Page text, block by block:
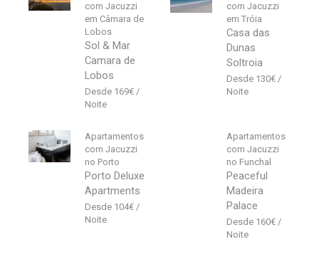
com Jacuzzi
em Câmara de
Lobos
Sol & Mar
Camara de
Lobos
169€
com Jacuzzi
em Tróia
Casa das
Dunas
Soltroia
130€
Apartamentos
com Jacuzzi
no Porto
Porto Deluxe
Apartments
104€
Apartamentos
com Jacuzzi
no Funchal
Peaceful
Madeira
Palace
160€